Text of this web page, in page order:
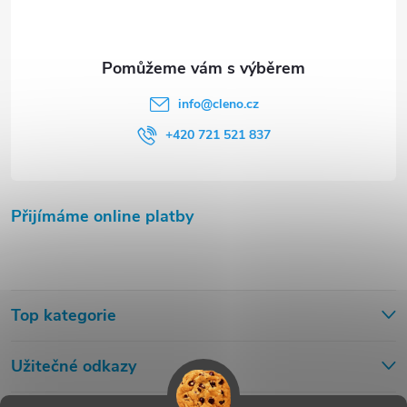
info@cleno.cz
+420 721 521 837
Přijímáme online platby
Top kategorie
Užitečné odkazy